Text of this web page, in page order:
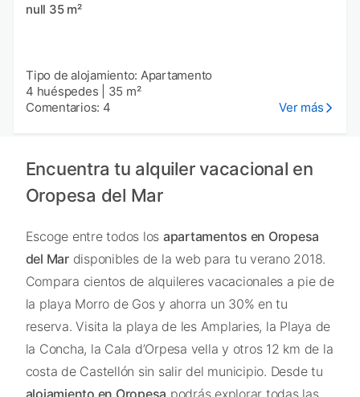
null 35 m²
Tipo de alojamiento: Apartamento
4 huéspedes
35 m²
Comentarios: 4
Ver más
Encuentra tu alquiler vacacional en
Oropesa del Mar
Escoge entre todos los apartamentos en Oropesa
del Mardisponibles de la web para tu verano 2018.
Compara cientos de alquileres vacacionales a pie de
la playa Morro de Gos y ahorra un 30% en tu
reserva. Visita la playa de les Amplaries, la Playa de
la Concha, la Cala d’Orpesa vella y otros 12 km de la
costa de Castellón sin salir del municipio. Desde tu
alojamiento en Oropesa podrás explorar todas las